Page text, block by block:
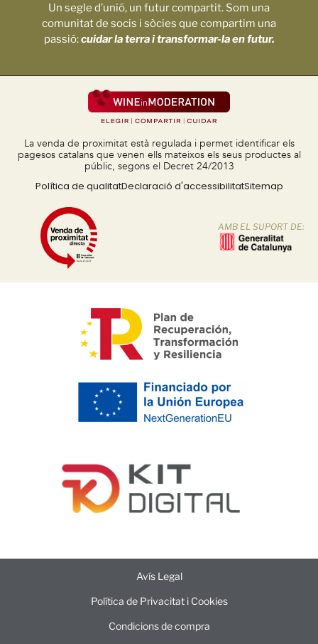
Un segle d’unió, un futur compartit. Som una
comunitat de socis i sòcies que compartim una
passió:cuidar la terra i transformar-la en futur.
La venda de proximitat està regulada i permet identificar els
pagesos catalans que venen ells mateixos els seus productes al
públic, segons el Decret 24/2013
Política de qualitatDeclaració d'accessibilitatSitemap
AMB EL SUPORT DE:
Avís Legal
Política de Privacitat i Cookies
Condicions de compra